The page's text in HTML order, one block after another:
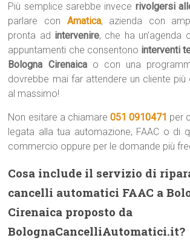
Più semplice sarebbe invece rivolgersi
parlare con Amatica, azienda con
pronta ad intervenire, che ha un’agenda
appuntamenti che consentono interventi
Bologna Cirenaica o con una
dovrebbe mai far attendere un cliente più
al massimo!
Non esitare a chiamare 051 0910471 per
legata alla tua automazione, FAAC o di
commercio oppure per le domande più
Cosa include il servizio di
cancelli automatici FAAC a
Cirenaica proposto da
BolognaCancelliAutomatici.it?